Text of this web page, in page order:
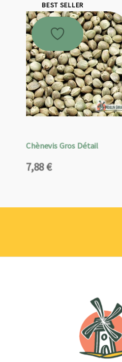
BEST SELLER
Chènevis Gros Détail
7,88€